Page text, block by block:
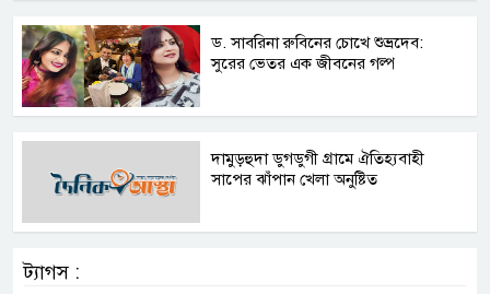
ড. সাবরিনা রুবিনের চোখে শুভ্রদেব:
সুরের ভেতর এক জীবনের গল্প
দামুড়হুদা ডুগডুগী গ্রামে ঐতিহ্যবাহী
সাপের ঝাঁপান খেলা অনুষ্টিত
ট্যাগস :